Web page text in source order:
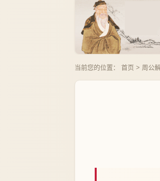
当前您的位置： 首页 > 周公